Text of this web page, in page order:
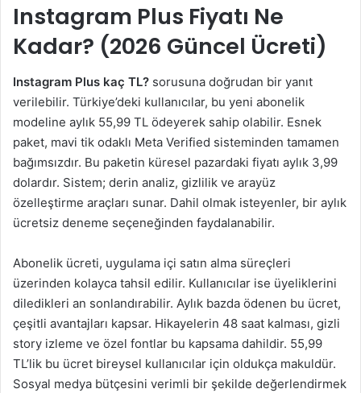
Instagram Plus Fiyatı Ne
Kadar? (2026 Güncel Ücreti)
Instagram Plus kaç TL? sorusuna doğrudan bir yanıt
verilebilir. Türkiye’deki kullanıcılar, bu yeni abonelik
modeline aylık 55,99 TL ödeyerek sahip olabilir. Esnek
paket, mavi tik odaklı Meta Verified sisteminden tamamen
bağımsızdır. Bu paketin küresel pazardaki fiyatı aylık 3,99
dolardır. Sistem; derin analiz, gizlilik ve arayüz
özelleştirme araçları sunar. Dahil olmak isteyenler, bir aylık
ücretsiz deneme seçeneğinden faydalanabilir.
Abonelik ücreti, uygulama içi satın alma süreçleri
üzerinden kolayca tahsil edilir. Kullanıcılar ise üyeliklerini
diledikleri an sonlandırabilir. Aylık bazda ödenen bu ücret,
çeşitli avantajları kapsar. Hikayelerin 48 saat kalması, gizli
story izleme ve özel fontlar bu kapsama dahildir. 55,99
TL’lik bu ücret bireysel kullanıcılar için oldukça makuldür.
Sosyal medya bütçesini verimli bir şekilde değerlendirmek